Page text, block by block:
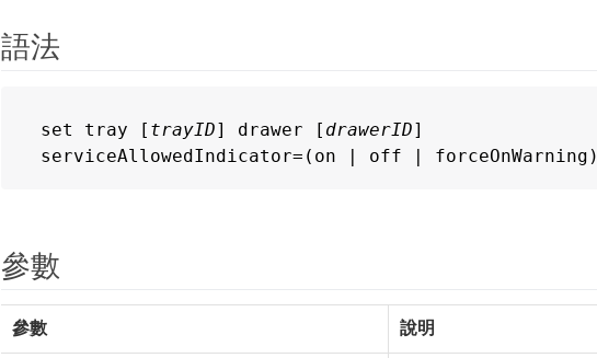
語法
set tray [ trayID] drawer [ drawerID]
serviceAllowedIndicator=(on | off | forceOnWarning)
參數
參數 說明